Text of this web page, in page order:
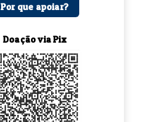
Por que apoiar?
Doação via Pix